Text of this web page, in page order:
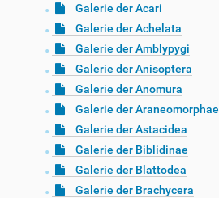
Galerie der Acari
Galerie der Achelata
Galerie der Amblypygi
Galerie der Anisoptera
Galerie der Anomura
Galerie der Araneomorphae
Galerie der Astacidea
Galerie der Biblidinae
Galerie der Blattodea
Galerie der Brachycera